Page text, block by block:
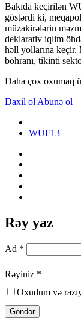
Bakıda keçirilən
göstərdi ki,
müzakirələrin
deklarativ iqlim
həll yollarına keçir.
böhranı, tikinti
Daha çox oxumaq
Daxil ol Abunə ol
WUF13
Rəy yaz
Ad *
Rəyiniz *
Oxudum və
Göndər